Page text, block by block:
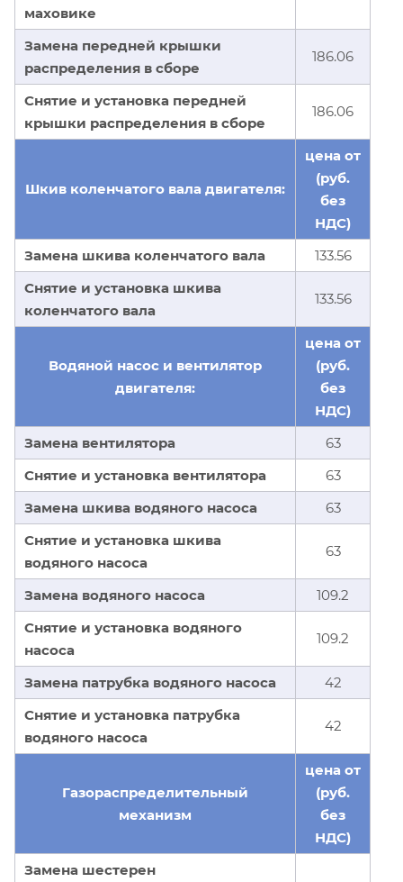
маховике
Замена передней крышки
распределения в сборе
186.06
Снятие и установка передней
крышки распределения в сборе
186.06
Шкив коленчатого вала двигателя:
цена от
(руб.
без
НДС)
Замена шкива коленчатого вала
133.56
Снятие и установка шкива
коленчатого вала
133.56
Водяной насос и вентилятор
двигателя:
цена от
(руб.
без
НДС)
Замена вентилятора
63
Снятие и установка вентилятора
63
Замена шкива водяного насоса
63
Снятие и установка шкива
водяного насоса
63
Замена водяного насоса
109.2
Снятие и установка водяного
насоса
109.2
Замена патрубка водяного насоса
42
Снятие и установка патрубка
водяного насоса
42
Газораспределительный
механизм
цена от
(руб.
без
НДС)
Замена шестерен